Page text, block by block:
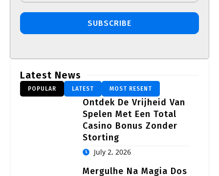
SUBSCRIBE
Latest News
POPULAR LATEST MOST RESENT
Ontdek De Vrijheid Van
Spelen Met Een Total
Casino Bonus Zonder
Storting
July 2, 2026
Mergulhe Na Magia Dos